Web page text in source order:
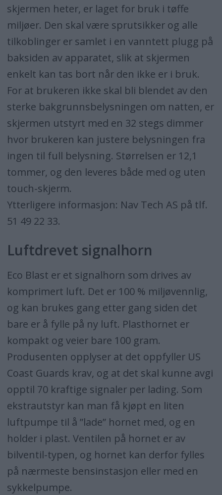
skjermen heter, er laget for bruk i tøffe
miljøer. Den skal være sprutsikker og alle
tilkoblinger er samlet i en vanntett plugg på
baksiden av apparatet, slik at skjermen
enkelt kan tas bort når den ikke er i bruk.
For at brukeren ikke skal bli blendet av den
sterke bakgrunnsbelysningen om natten, er
skjermen utstyrt med en 32 stegs dimmer
hvor brukeren kan justere belysningen fra
ingen til full belysning. Størrelsen er 12,1
tommer, og den leveres både med og uten
touch-skjerm.
Ytterligere informasjon: Nav Tech AS på tlf.
51 49 22 33.
Luftdrevet signalhorn
Eco Blast er et signalhorn som drives av
komprimert luft. Det er 100 % miljøvennlig,
og kan brukes gang etter gang siden det
bare er å fylle på ny luft. Plasthornet er
kompakt og veier bare 100 gram.
Produsenten opplyser at det oppfyller US
Coast Guards krav, og at det skal kunne avgi
opptil 70 kraftige signaler per lading. Som
ekstrautstyr kan man få kjøpt en liten
luftpumpe til å ”lade” hornet med, og en
holder i plast. Ventilen på hornet er av
bilventil-typen, og hornet kan derfor fylles
på nærmeste bensinstasjon eller med en
sykkelpumpe.